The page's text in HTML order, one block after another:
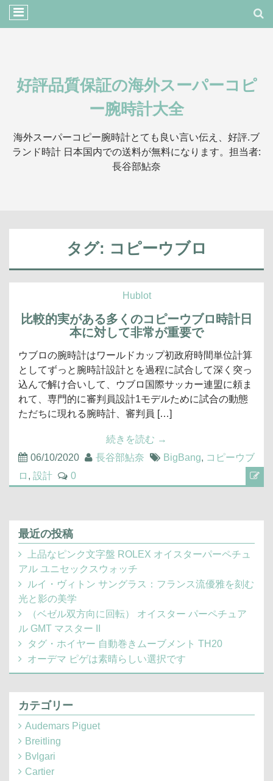
好評品質保証の海外スーパーコピ
ー腕時計大全
海外スーパーコピー腕時計とても良い言い伝え、好評.ブ
ランド時計 日本国内での送料が無料になります。担当者:
長谷部鮎奈
タグ: コピーウブロ
Hublot
比較的実がある多くのコピーウブロ時計日
本に対して非常が重要で
ウブロの腕時計はワールドカップ初政府時間単位計算
としてずっと腕時計設計とを過程に試合して深く突っ
込んで解け合いして、ウブロ国際サッカー連盟に頼ま
れて、専門的に審判員設計1モデルために試合の動態
ただちに現れる腕時計、審判員 […]
続きを読む →
06/10/2020
長谷部鮎奈 BigBang, コピーウブ
ロ , 設計 0
最近の投稿
上品なピンク文字盤 ROLEX オイスターパーペチュ
アル ユニセックスウォッチ
ルイ・ヴィトン サングラス：フランス流優雅を刻む
光と影の美学
（ベゼル双方向に回転） オイスター パーペチュア
ル GMT マスター II
タグ・ホイヤー 自動巻きムーブメント TH20
オーデマ ピゲは素晴らしい選択です
カテゴリー
Audemars Piguet
Breitling
Bvlgari
Cartier